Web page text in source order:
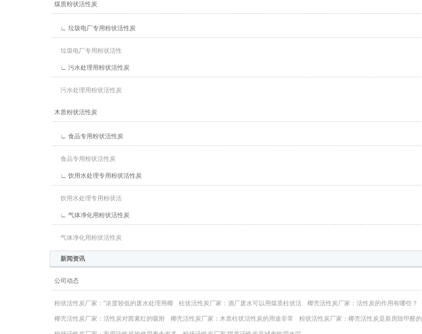
煤质粉状活性炭
∟ 垃圾电厂专用粉状活性炭
垃圾电厂专用粉状活性
∟ 污水处理用粉状活性炭
污水处理用粉状活性炭
木质粉状活性炭
∟ 食品专用粉状活性炭
食品专用粉状活性炭
∟ 饮用水处理专用粉状活性炭
饮用水处理专用粉状活
∟ 气体净化用粉状活性炭
气体净化用粉状活性炭
新闻资讯
公司动态
粉状活性炭厂家：”浓度较低的废水处理用椰 柱状活性炭厂家：酒厂废水可以用煤质柱状活 椰壳活性炭厂家：活性炭的作用有哪些？
椰壳活性炭厂家：活性炭对茜素红的吸附 椰壳活性炭厂家：木质柱状活性炭的用途非常 粉状活性炭厂家：椰壳活性炭是新房除甲醛的